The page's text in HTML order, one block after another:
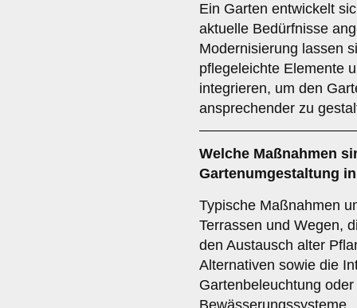
Ein Garten entwickelt
aktuelle Bedürfnisse
Modernisierung lassen
pflegeleichte Elemente
integrieren, um den
ansprechender zu
Welche Maßnahmen
Gartenumgestaltung
Typische Maßnahmen
Terrassen und Wegen,
den Austausch alter
Alternativen sowie die
Gartenbeleuchtung
Bewässerungssysteme.